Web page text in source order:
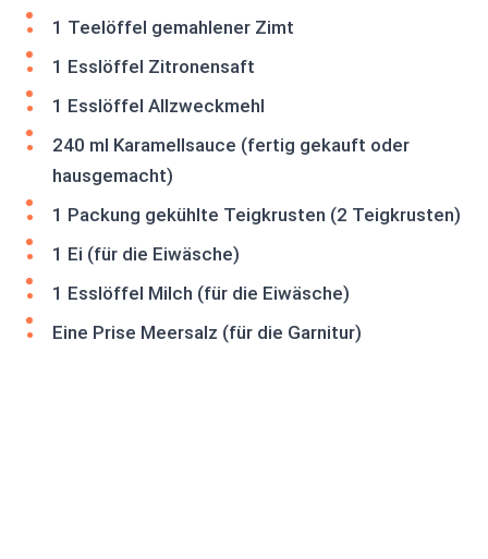
1 Teelöffel gemahlener Zimt
1 Esslöffel Zitronensaft
1 Esslöffel Allzweckmehl
240 ml Karamellsauce (fertig gekauft oder
hausgemacht)
1 Packung gekühlte Teigkrusten (2 Teigkrusten)
1 Ei (für die Eiwäsche)
1 Esslöffel Milch (für die Eiwäsche)
Eine Prise Meersalz (für die Garnitur)